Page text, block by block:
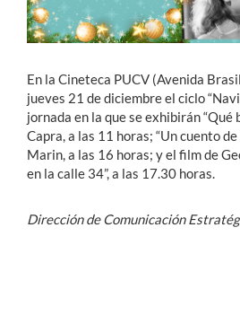
En la Cineteca PUCV (Avenida
jueves 21 de diciembre el ciclo
jornada en la que se exhibirán “Qué
Capra, a las 11 horas; “Un cuento
Marin, a las 16 horas; y el film de
en la calle 34”, a las 17.30 horas.
Dirección de Comunicación